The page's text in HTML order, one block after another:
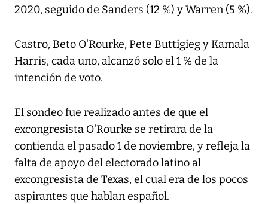
2020, seguido de Sanders (12 %) y Warren (5 %).
Castro, Beto O'Rourke, Pete Buttigieg y Kamala
Harris, cada uno, alcanzó solo el 1 % de la
intención de voto.
El sondeo fue realizado antes de que el
excongresista O'Rourke se retirara de la
contienda el pasado 1 de noviembre, y refleja la
falta de apoyo del electorado latino al
excongresista de Texas, el cual era de los pocos
aspirantes que hablan español.